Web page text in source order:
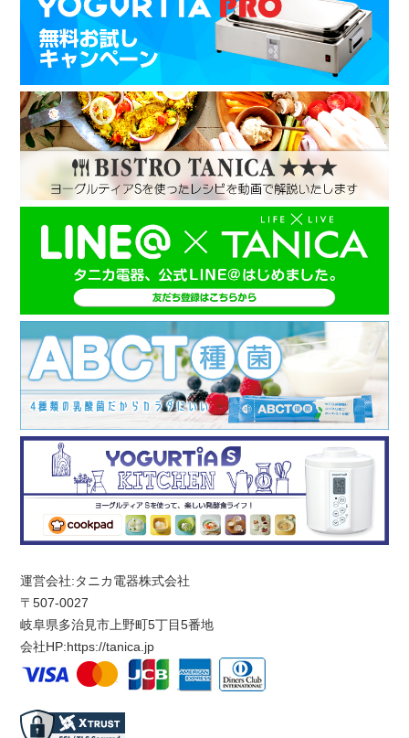
運営会社:タニカ電器株式会社
〒507-0027
岐阜県多治見市上野町5丁目5番地
会社HP:https://tanica.jp